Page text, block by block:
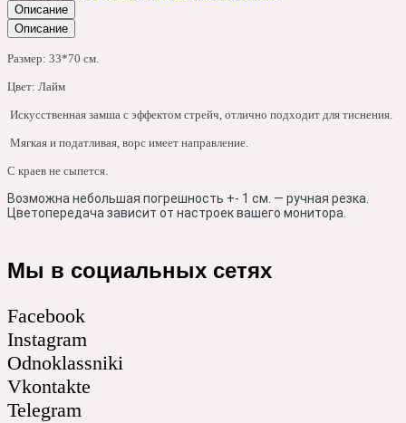
Описание
Описание
Размер: 33*70 см.
Цвет: Лайм
Искусственная замша с эффектом стрейч, отлично подходит для тиснения.
Мягкая и податливая, ворс имеет направление.
С краев не сыпется.
Возможна небольшая погрешность +- 1 см. — ручная резка.
Цветопередача зависит от настроек вашего монитора.
Мы в социальных сетях
Facebook
Instagram
Odnoklassniki
Vkontakte
Telegram